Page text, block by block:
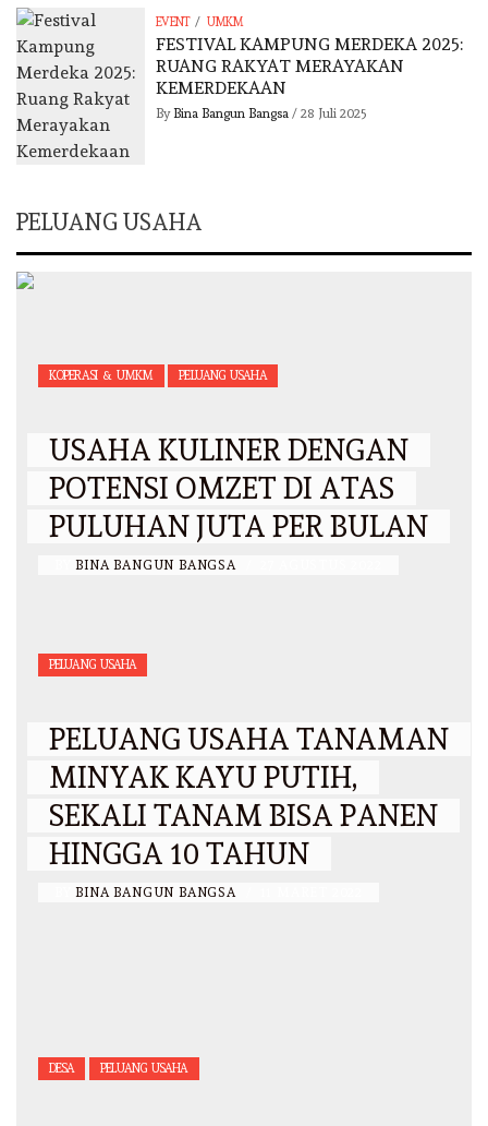
EVENT / UMKM
FESTIVAL KAMPUNG MERDEKA 2025:
RUANG RAKYAT MERAYAKAN
KEMERDEKAAN
By Bina Bangun Bangsa / 28 Juli 2025
PELUANG USAHA
KOPERASI & UMKM PELUANG USAHA
USAHA KULINER DENGAN
POTENSI OMZET DI ATAS
PULUHAN JUTA PER BULAN
BINA BANGUN BANGSA
PELUANG USAHA
PELUANG USAHA TANAMAN
MINYAK KAYU PUTIH,
SEKALI TANAM BISA PANEN
HINGGA 10 TAHUN
BINA BANGUN BANGSA
DESA PELUANG USAHA